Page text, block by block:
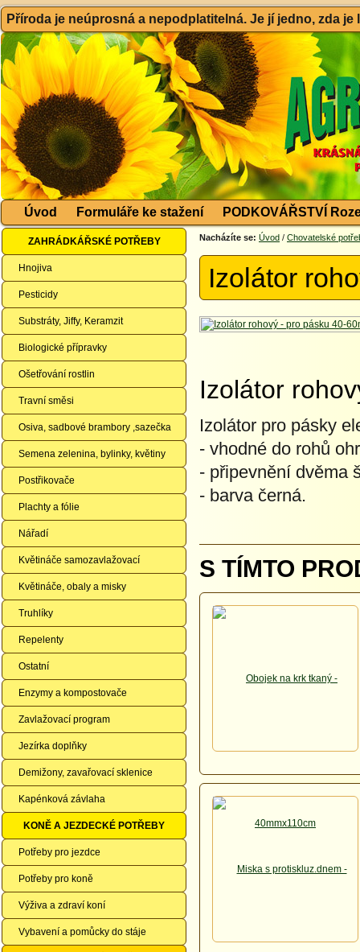
Příroda je neúprosná a nepodplatitelná. Je jí jedno, zda
Úvod Formuláře ke stažení PODKOVÁŘSTVÍ
ZAHRÁDKÁŘSKÉ POTŘEBY
Hnojiva
Pesticidy
Substráty, Jiffy, Keramzit
Biologické přípravky
Ošetřování rostlin
Travní směsi
Osiva, sadbové brambory ,sazečka
Semena zelenina, bylinky, květiny
Postřikovače
Plachty a fólie
Nářadí
Květináče samozavlažovací
Květináče, obaly a misky
Truhlíky
Repelenty
Ostatní
Enzymy a kompostovače
Zavlažovací program
Jezírka doplňky
Demižony, zavařovací sklenice
Kapénková závlaha
KONĚ A JEZDECKÉ POTŘEBY
Potřeby pro jezdce
Potřeby pro koně
Výživa a zdraví koní
Vybavení a pomůcky do stáje
Nacházíte se: Úvod / Chovatelské
Izolátor
Izolátor
Izolátor pro pásky
- vhodné do rohů
- připevnění dvěma
- barva černá.
S TÍMTO